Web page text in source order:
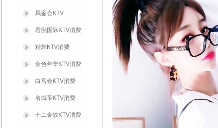
凤銮会KTV
君悦国际KTV消费
精舞KTV消费
金色年华KTV消费
白宫会KTV消费
名城帝KTV消费
十二金钗KTV消费